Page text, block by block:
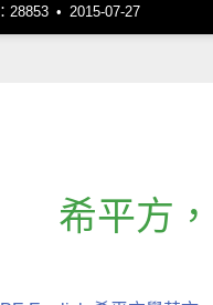
28853 • 2015-07-27
希平方 ，